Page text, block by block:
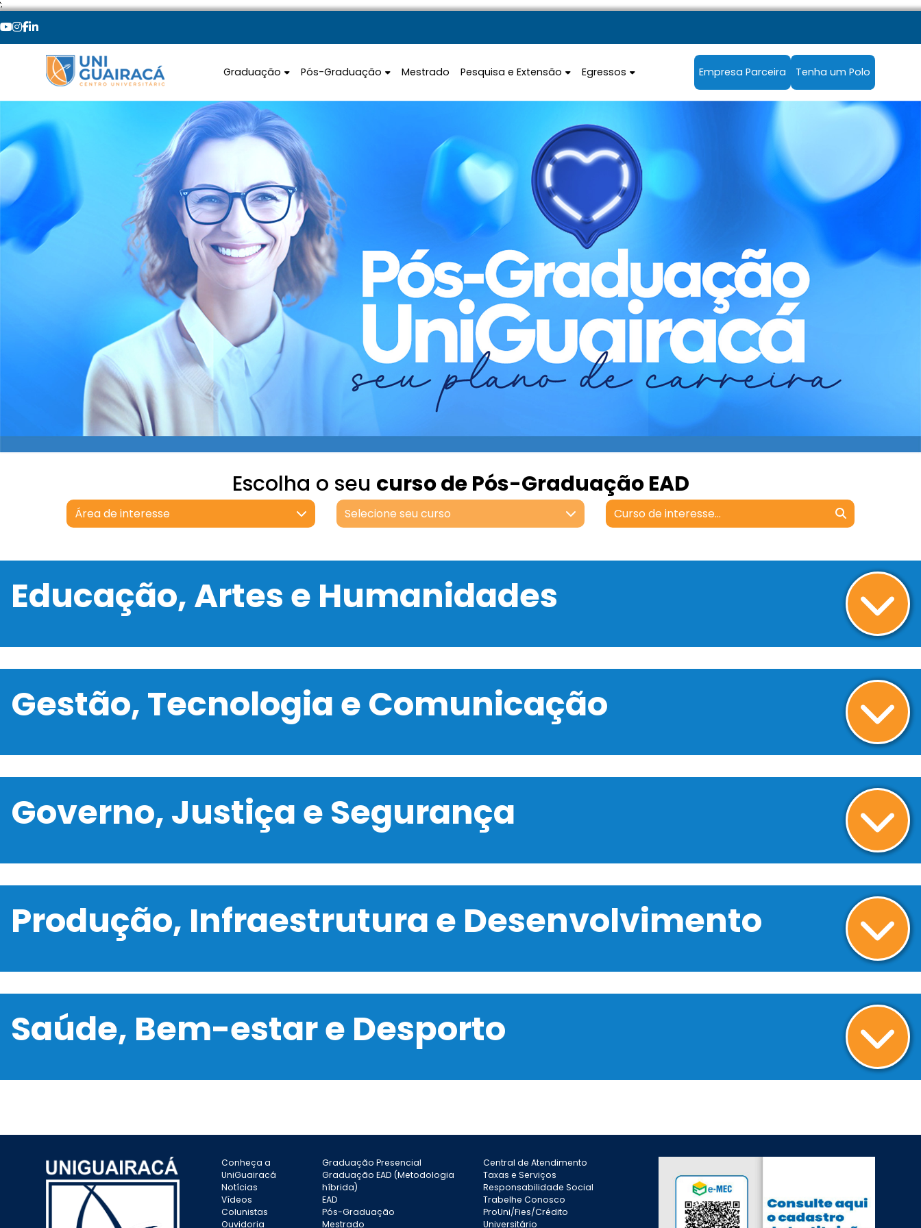
';
Graduação Pós-Graduação Mestrado Pesquisa e Extensão Egressos Empresa Parceira Tenha um Polo
Escolha o seu curso de Pós-Graduação EAD
Área de interesse Selecione seu curso
Educação, Artes e Humanidades
Gestão, Tecnologia e Comunicação
Governo, Justiça e Segurança
Produção, Infraestrutura e Desenvolvimento
Saúde, Bem-estar e Desporto
Conheça a
UniGuairacá
Notícias
Vídeos
Colunistas
Ouvidoria
Graduação Presencial
Graduação EAD (Metodologia
híbrida)
EAD
Pós-Graduação
Mestrado
Central de Atendimento
Taxas e Serviços
Responsabilidade Social
Trabelhe Conosco
ProUni/Fies/Crédito
Universitário